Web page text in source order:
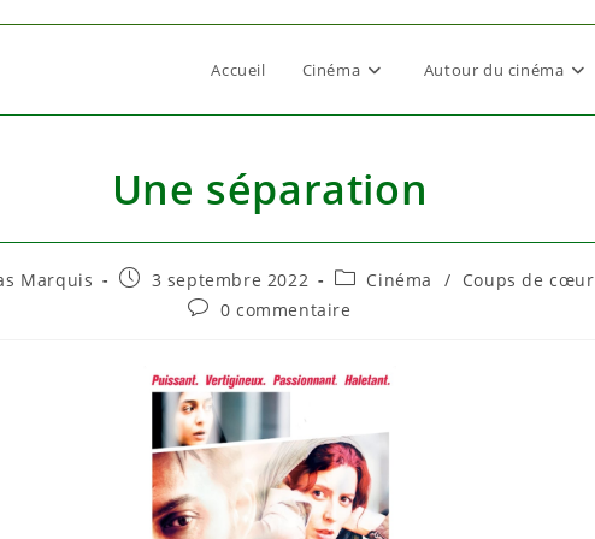
Accueil Cinéma Autour du cinéma
Une séparation
Marquis
Publication
publiée :
3 septembre 2022
PostCinéma / Coups de cœur
Commentaires
publication :
0 commentaire